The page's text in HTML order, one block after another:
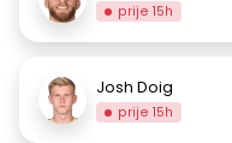
prije 15h
Josh Doig
prije 15h